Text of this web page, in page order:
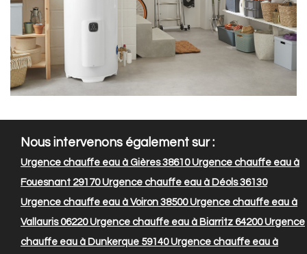
Nous intervenons également sur :
Urgence chauffe eau à Gières 38610Urgence chauffe eau à
Fouesnant 29170Urgence chauffe eau à Déols 36130
Urgence chauffe eau à Voiron 38500Urgence chauffe eau à
Vallauris 06220Urgence chauffe eau à Biarritz 64200Urgence
chauffe eau à Dunkerque 59140Urgence chauffe eau à